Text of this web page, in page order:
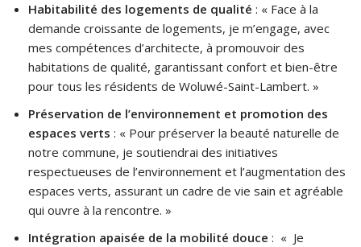
Habitabilité des logements de qualité : « Face à la
demande croissante de logements, je m’engage, avec
mes compétences d’architecte, à promouvoir des
habitations de qualité, garantissant confort et bien-être
pour tous les résidents de Woluwé-Saint-Lambert. »
Préservation de l’environnement et promotion des
espaces verts : « Pour préserver la beauté naturelle de
notre commune, je soutiendrai des initiatives
respectueuses de l’environnement et l’augmentation des
espaces verts, assurant un cadre de vie sain et agréable
qui ouvre à la rencontre. »
Intégration apaisée de la mobilité douce : « Je